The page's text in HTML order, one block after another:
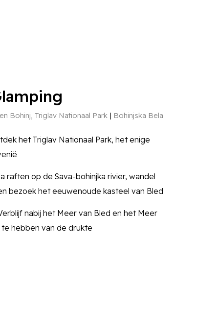
Bohinj, Triglav Nationaal Park Bohinjska Bela
het Triglav Nationaal Park, het enige
raften op de Sava-bohinjka rivier, wandel
bezoek het eeuwenoude kasteel van Bled
nabij het Meer van Bled en het Meer
hebben van de drukte